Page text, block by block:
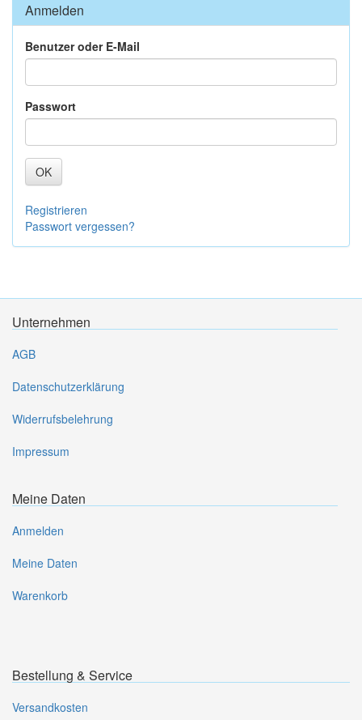
Anmelden
Benutzer oder E-Mail
Passwort
OK
Registrieren
Passwort vergessen?
Unternehmen
AGB
Datenschutzerklärung
Widerrufsbelehrung
Impressum
Meine Daten
Anmelden
Meine Daten
Warenkorb
Bestellung & Service
Versandkosten